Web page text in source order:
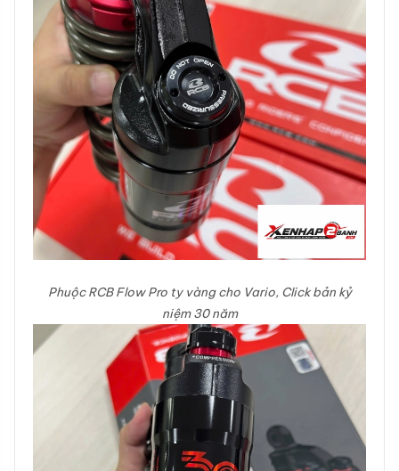
Phuộc RCB Flow Pro ty vàng cho Vario, Click bản kỷ
niệm 30 năm